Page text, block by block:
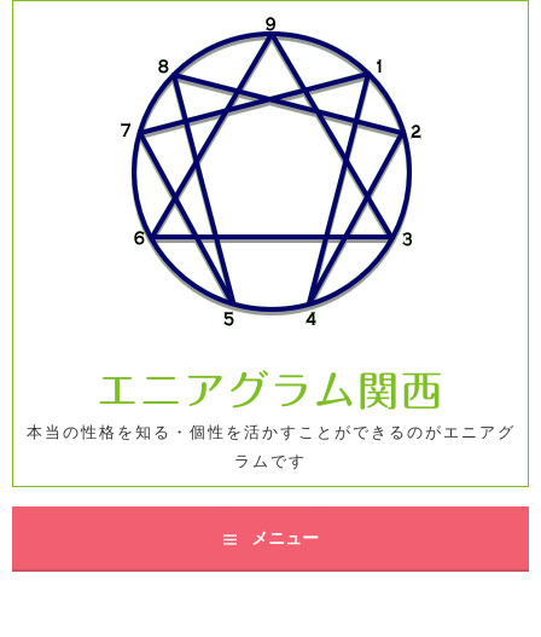
エニアグラム関西
本当の性格を知る・個性を活かすことができるのがエニアグ
ラムです
メニュー